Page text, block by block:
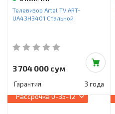
Инструменты и техника
Красота и здоровье
Пылесосы
Фильтры для воды
Сантехника
Телевизор Artel TV ART-
UA43H3401 Стальной
3 704 000 сум
Гарантия 3 года
Рассрочка0-35-12